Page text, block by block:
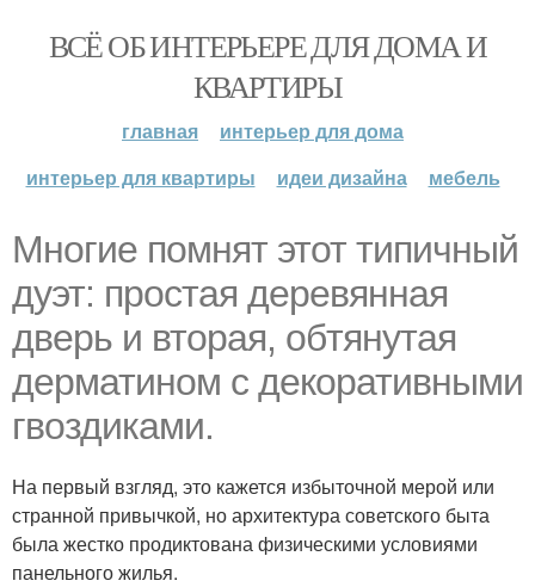
ВСЁ ОБ ИНТЕРЬЕРЕ ДЛЯ ДОМА И
КВАРТИРЫ
главная
интерьер для дома
интерьер для квартиры
идеи дизайна мебель
Многие помнят этот типичный
дуэт: простая деревянная
дверь и вторая, обтянутая
дерматином с декоративными
гвоздиками.
На первый взгляд, это кажется избыточной мерой или
странной привычкой, но архитектура советского быта
была жестко продиктована физическими условиями
панельного жилья.